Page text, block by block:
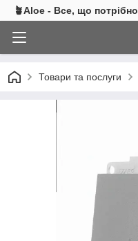
🪴Aloe - Все, що
Товари та послуги